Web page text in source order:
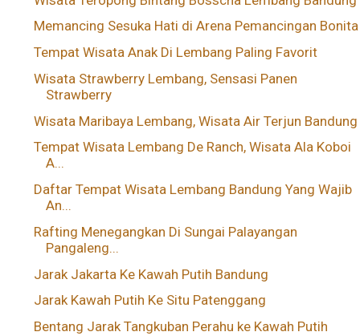
Memancing Sesuka Hati di Arena Pemancingan Bonita
Tempat Wisata Anak Di Lembang Paling Favorit
Wisata Strawberry Lembang, Sensasi Panen
Strawberry
Wisata Maribaya Lembang, Wisata Air Terjun Bandung
Tempat Wisata Lembang De Ranch, Wisata Ala Koboi
A...
Daftar Tempat Wisata Lembang Bandung Yang Wajib
An...
Rafting Menegangkan Di Sungai Palayangan
Pangaleng...
Jarak Jakarta Ke Kawah Putih Bandung
Jarak Kawah Putih Ke Situ Patenggang
Bentang Jarak Tangkuban Perahu ke Kawah Putih